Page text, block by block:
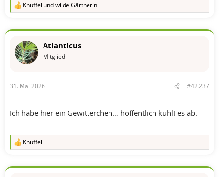
R
k
o
:
Knuffel undwilde Gärtnerin
Atlanticus
Mitglied
31. Mai 2026 #42.237
Ich habe hier ein Gewitterchen… hoffentlich kühlt es ab.
R
k
Knuffel